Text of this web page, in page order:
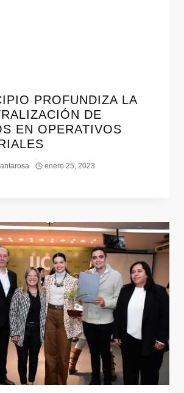
PROFUNDIZA LA
DE
EN OPERATIVOS
enero 25, 2023